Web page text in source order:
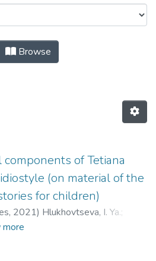
педагогіки,
Browse
components of Tetiana
idiostyle (on material of the
for children)
, 2021) Hlukhovtseva, I. Ya.;
І. Я.
more